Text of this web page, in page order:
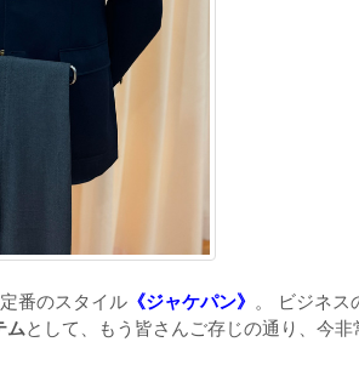
番のスタイル 《ジャケパン》 。 ビジネス
ムとして、もう皆さんご存じの通り、今非